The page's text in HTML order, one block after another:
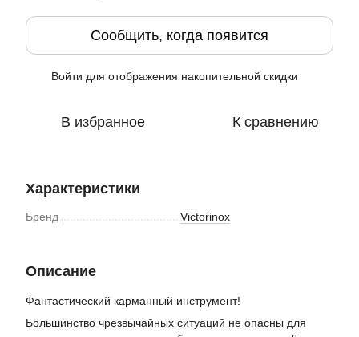
Сообщить, когда появится
Войти для отображения накопительной скидки
В избранное К сравнению
Характеристики
Бренд Victorinox
Описание
Фантастический карманный инструмент!
Большинство чрезвычайных ситуаций не опасны для